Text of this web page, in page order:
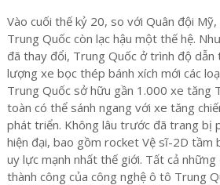
Vào cuối thế kỷ 20, so với Quân đội
Trung Quốc còn lạc hậu một thế hệ.
đã thay đổi, Trung Quốc ở trình độ
lượng xe bọc thép bánh xích mới các
Trung Quốc sở hữu gần 1.000 xe tăng
toàn có thể sánh ngang với xe tăng
phát triển. Không lâu trước đã trang bị
hiện đại, bao gồm rocket Vệ sĩ-2D tầm
uy lực mạnh nhất thế giới. Tất cả
thành công của công nghệ ô tô Trung